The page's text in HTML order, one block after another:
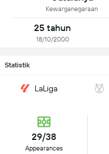
Kewarganegaraan
25 tahun
18/10/2000
Statistik
LaLiga
29/38
Appearances